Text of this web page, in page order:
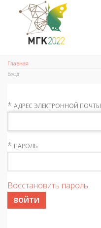
Главная
Вход
* АДРЕС ЭЛЕКТРОННОЙ ПОЧТЫ
* ПАРОЛЬ
Восстановить пароль
ВОЙТИ